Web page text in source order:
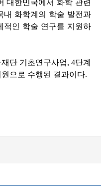
대한민국에서 화학 관련
내 화학계의 학술 발전과
적인 학술 연구를 지원하
단 기초연구사업, 4단계
으로 수행된 결과이다.